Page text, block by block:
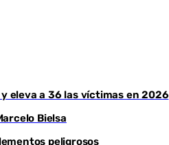
eleva a 36 las víctimas en 2026
Bielsa
peligrosos